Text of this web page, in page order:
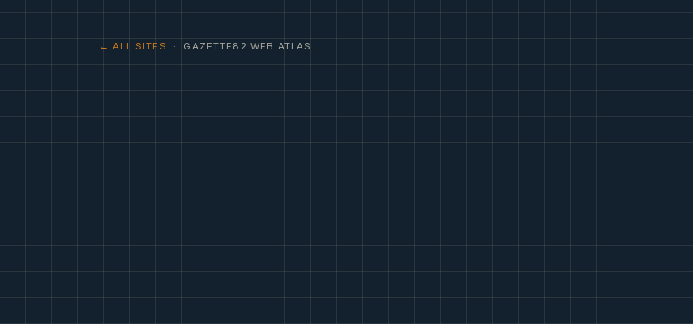
← ALL SITES · GAZETTE82 WEB ATLAS